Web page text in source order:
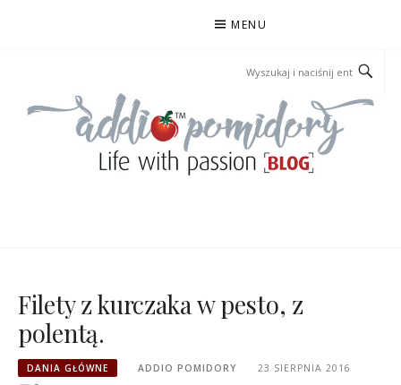
MENU
Filety z kurczaka w pesto, z
polentą.
DANIA GŁÓWNE ADDIO POMIDORY
23 SIERPNIA 2016